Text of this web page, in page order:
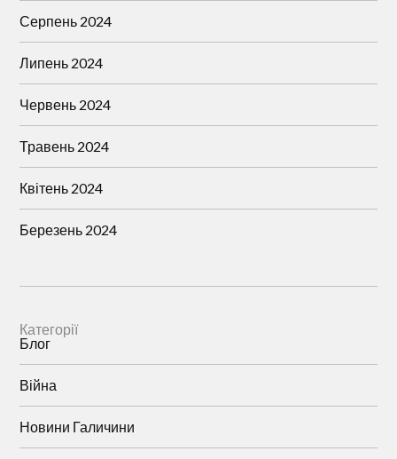
Серпень 2024
Липень 2024
Червень 2024
Травень 2024
Квітень 2024
Березень 2024
Категорії
Блог
Війна
Новини Галичини